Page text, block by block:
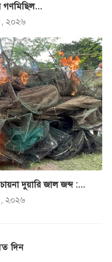
গণমিছিল...
২০২৬
দুয়ারি জাল জব্দ :...
২০২৬
দিন